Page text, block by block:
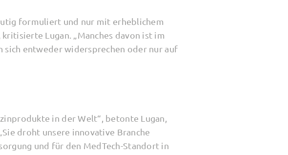
formuliert und nur mit erheblichem
Lugan. „Manches davon ist im
sich entweder widersprechen oder nur auf
in der Welt“, betonte Lugan,
droht unsere innovative Branche
und für den MedTech-Standort in